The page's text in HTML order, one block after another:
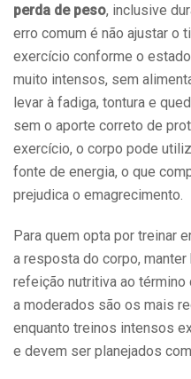
perda de peso, inclusive
erro comum é não ajustar o
exercício conforme o
muito intensos, sem
levar à fadiga, tontura e
sem o aporte correto de
exercício, o corpo pode
fonte de energia, o que
prejudica o emagrecimento.
Para quem opta por treinar
a resposta do corpo,
refeição nutritiva ao
a moderados são os mais
enquanto treinos intensos
e devem ser planejados